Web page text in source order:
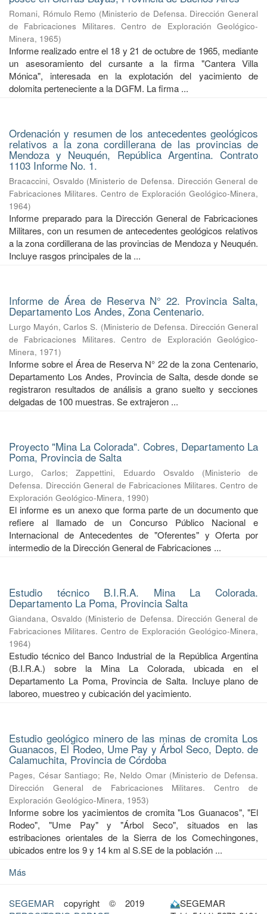
Romani, Rómulo Remo (Ministerio de Defensa. Dirección General
de Fabricaciones Militares. Centro de Exploración Geológico-
Minera, 1965)
Informe realizado entre el 18 y 21 de octubre de 1965, mediante
un asesoramiento del cursante a la firma "Cantera Villa
Mónica", interesada en la explotación del yacimiento de
dolomita perteneciente a la DGFM. La firma ...
Ordenación y resumen de los antecedentes geológicos
relativos a la zona cordillerana de las provincias de
Mendoza y Neuquén, República Argentina. Contrato
1103 Informe No. 1.
Bracaccini, Osvaldo (Ministerio de Defensa. Dirección General de
Fabricaciones Militares. Centro de Exploración Geológico-Minera,
1964)
Informe preparado para la Dirección General de Fabricaciones
Militares, con un resumen de antecedentes geológicos relativos
a la zona cordillerana de las provincias de Mendoza y Neuquén.
Incluye rasgos principales de la ...
Informe de Área de Reserva N° 22. Provincia Salta,
Departamento Los Andes, Zona Centenario.
Lurgo Mayón, Carlos S. (Ministerio de Defensa. Dirección General
de Fabricaciones Militares. Centro de Exploración Geológico-
Minera, 1971)
Informe sobre el Área de Reserva N° 22 de la zona Centenario,
Departamento Los Andes, Provincia de Salta, desde donde se
registraron resultados de análisis a grano suelto y secciones
delgadas de 100 muestras. Se extrajeron ...
Proyecto "Mina La Colorada". Cobres, Departamento La
Poma, Provincia de Salta
Lurgo, Carlos;Zappettini, Eduardo Osvaldo (Ministerio de
Defensa. Dirección General de Fabricaciones Militares. Centro de
Exploración Geológico-Minera, 1990)
El informe es un anexo que forma parte de un documento que
refiere al llamado de un Concurso Público Nacional e
Internacional de Antecedentes de "Oferentes" y Oferta por
intermedio de la Dirección General de Fabricaciones ...
Estudio técnico B.I.R.A. Mina La Colorada.
Departamento La Poma, Provincia Salta
Giandana, Osvaldo (Ministerio de Defensa. Dirección General de
Fabricaciones Militares. Centro de Exploración Geológico-Minera,
1964)
Estudio técnico del Banco Industrial de la República Argentina
(B.I.R.A.) sobre la Mina La Colorada, ubicada en el
Departamento La Poma, Provincia de Salta. Incluye plano de
laboreo, muestreo y cubicación del yacimiento.
Estudio geológico minero de las minas de cromita Los
Guanacos, El Rodeo, Ume Pay y Árbol Seco, Depto. de
Calamuchita, Provincia de Córdoba
Pages, César Santiago; Re, Neldo Omar (Ministerio de Defensa.
Dirección General de Fabricaciones Militares. Centro de
Exploración Geológico-Minera, 1953)
Informe sobre los yacimientos de cromita "Los Guanacos", "El
Rodeo", "Ume Pay" y "Árbol Seco", situados en las
estribaciones orientales de la Sierra de los Comechingones,
ubicados entre los 9 y 14 km al S.SE de la población ...
Más
SEGEMAR copyright © 2019
SEGEMAR